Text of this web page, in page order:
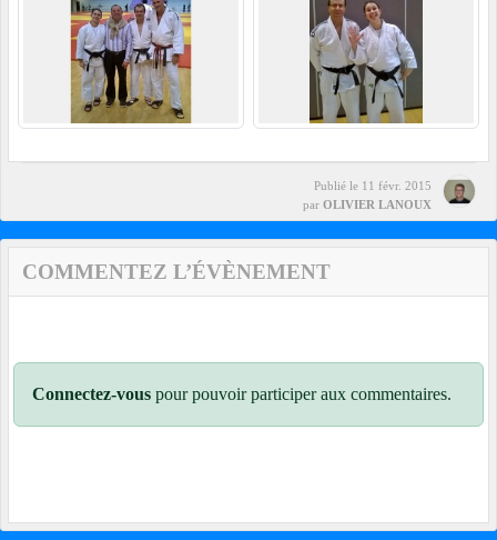
Publié le 11 févr. 2015
par OLIVIER LANOUX
COMMENTEZ L’ÉVÈNEMENT
Connectez-vous pour pouvoir participer aux commentaires.